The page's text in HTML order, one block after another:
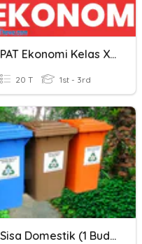
PAT Ekonomi Kelas XI MA. MADANIYAH GUNUNG SILANU
20 T 1st - 3rd
Sisa Domestik (1 Budiman)